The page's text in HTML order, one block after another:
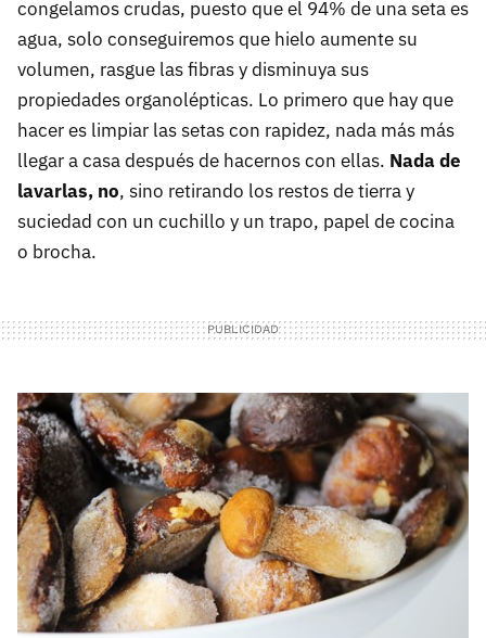
congelamos crudas, puesto que el 94% de una seta es
agua, solo conseguiremos que hielo aumente su
volumen, rasgue las fibras y disminuya sus
propiedades organolépticas. Lo primero que hay que
hacer es limpiar las setas con rapidez, nada más más
llegar a casa después de hacernos con ellas. Nada de
lavarlas, no, sino retirando los restos de tierra y
suciedad con un cuchillo y un trapo, papel de cocina
o brocha.